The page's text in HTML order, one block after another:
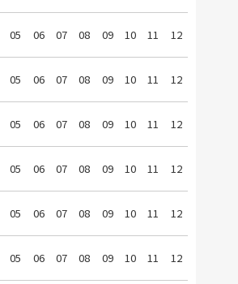
05 06 07 08 09 10 11 12
05 06 07 08 09 10 11 12
05 06 07 08 09 10 11 12
05 06 07 08 09 10 11 12
05 06 07 08 09 10 11 12
05 06 07 08 09 10 11 12